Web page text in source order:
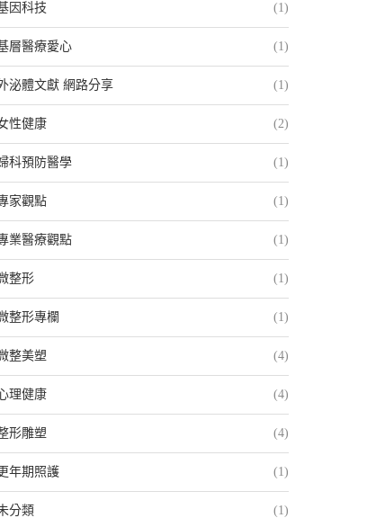
因科技 (1)
層醫療愛心 (1)
泌體文獻 網路分享 (1)
性健康 (2)
科預防醫學 (1)
家觀點 (1)
業醫療觀點 (1)
整形 (1)
整形專欄 (1)
整美塑 (4)
理健康 (4)
形雕塑 (4)
年期照護 (1)
分類 (1)